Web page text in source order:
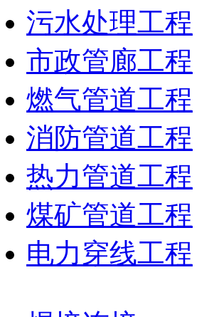
污水处理工程
市政管廊工程
燃气管道工程
消防管道工程
热力管道工程
煤矿管道工程
电力穿线工程